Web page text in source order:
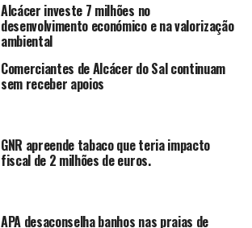
Alcácer investe 7 milhões no
desenvolvimento económico e na valorização
ambiental
Comerciantes de Alcácer do Sal continuam
sem receber apoios
GNR apreende tabaco que teria impacto
fiscal de 2 milhões de euros.
APA desaconselha banhos nas praias de